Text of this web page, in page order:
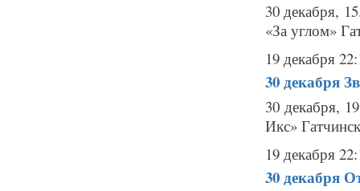
30 декабря,
«За углом»
19 декабря
30 декабря
30 декабря,
Икс»
19 декабря
30 декабря